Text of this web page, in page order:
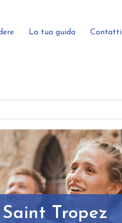
La tua guida Contatti
Tropez